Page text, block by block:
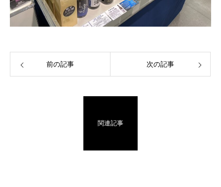
前の記事 次の記事
関連記事